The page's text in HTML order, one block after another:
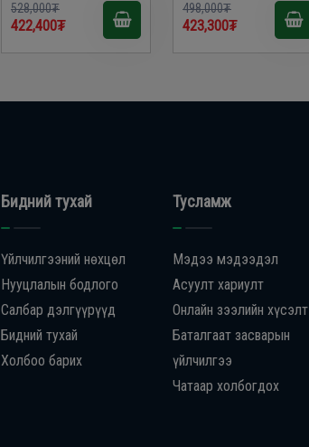
528,000₮
422,400₮
498,000₮
423,300₮
Бидний тухай
Үйлчилгээний нөхцөл
Нууцлалын бодлого
Салбар дэлгүүрүүд
Бидний тухай
Холбоо барих
Тусламж
Мэдээ мэдээдэл
Асуулт хариулт
Онлайн зээлийн хүсэлт
Баталгаат засварын
үйлчилгээ
Чатаар холбогдох